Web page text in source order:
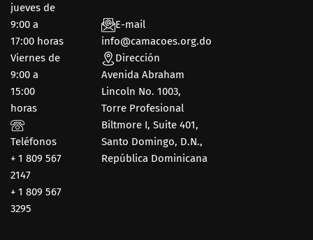
jueves de
9:00 a
17:00 horas
Viernes de
9:00 a
15:00
horas
Teléfonos
+ 1 809 567
2147
+ 1 809 567
3295
E-mail
info@camacoes.org.do
Dirección
Avenida Abraham
Lincoln No. 1003,
Torre Profesional
Biltmore I, Suite 401,
Santo Domingo, D.N.,
República Dominicana